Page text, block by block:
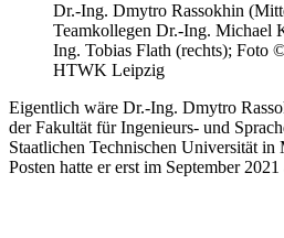
Dr.-Ing. Dmytro Rassokhin
Teamkollegen Dr.-Ing. Michael
Ing. Tobias Flath (rechts); Foto
HTWK Leipzig
Eigentlich wäre Dr.-Ing. Dmytro
der Fakultät für Ingenieurs- und
Staatlichen Technischen Universität
Posten hatte er erst im September 2021